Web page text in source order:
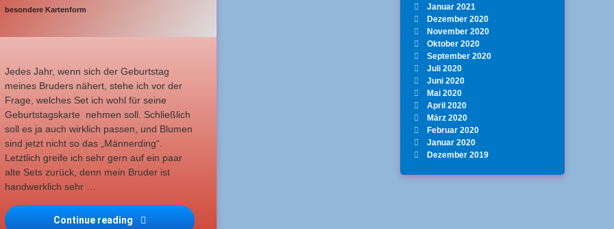
Categories:
besondere Kartenform
Jedes Jahr, wenn sich der Geburtstag
meines Bruders nähert, stehe ich vor der
Frage, welches Set ich wohl für seine
Geburtstagskarte nehmen soll. Schließlich
soll es ja auch wirklich passen, und Blumen
sind jetzt nicht so das „Männerding“.
Letztlich greife ich sehr gern auf ein paar
alte Sets zurück, denn mein Bruder ist
handwerklich sehr …
Continue reading Pop-up-Fächerkarte Outdoor Barbecue
Januar 2021
Dezember 2020
November 2020
Oktober 2020
September 2020
Juli 2020
Juni 2020
Mai 2020
April 2020
März 2020
Februar 2020
Januar 2020
Dezember 2019